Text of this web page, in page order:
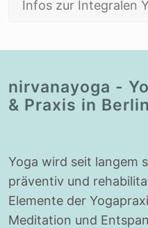
Infos zur Integralen
nirvanayoga -
& Praxis in
Yoga wird seit langem
präventiv und
Elemente der
Meditation und